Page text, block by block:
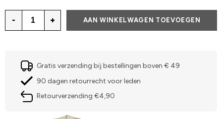
- + AAN WINKELWAGEN TOEVOEGEN
Gratis verzending bij bestellingen boven € 49
90 dagen retourrecht voor leden
Retourverzending €4,90